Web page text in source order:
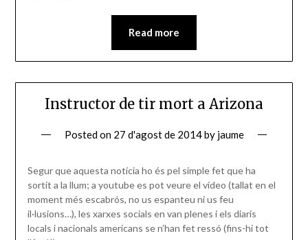
Read more
Instructor de tir mort a Arizona
Posted on 27 d'agost de 2014by jaume
Segur que aquesta notícia ho és pel simple fet que ha
sortit a la llum; a youtube es pot veure el vídeo (tallat en el
moment més escabrós, no us espanteu ni us feu
il·lusions…), les xarxes socials en van plenes i els diaris
locals i nacionals americans se n’han fet ressó (fins-hi tot